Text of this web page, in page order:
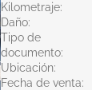
Kilometraje:
Daño:
Tipo de
documento:
Ubicación:
Fecha de venta: